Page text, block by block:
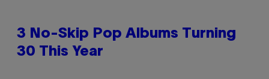
3 No-Skip Pop Albums Turning
30 This Year